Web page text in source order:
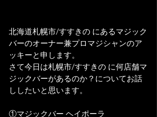
北海道札幌市/すすきの にあるマジック
バーのオーナー兼プロマジシャンのア
ッキーと申します。
さて今日は札幌市/すすきの に何店舗マ
ジックバーがあるのか？についてお話
ししたいと思います。
①マジックバー ヘイポーラ